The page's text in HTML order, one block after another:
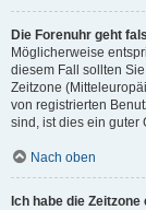
Die Forenuhr geht
Möglicherweise
diesem Fall sollten
Zeitzone
von registrierten
sind, ist dies ein guter
Nach oben
Ich habe die